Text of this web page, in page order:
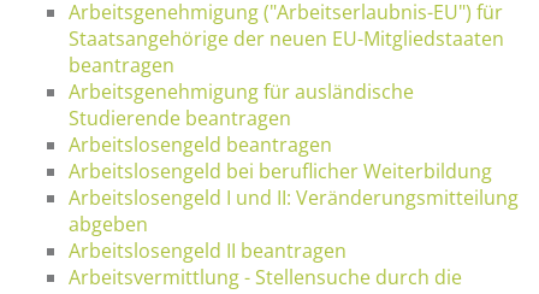
Arbeitsgenehmigung ("Arbeitserlaubnis-EU") für
Staatsangehörige der neuen EU-Mitgliedstaaten
beantragen
Arbeitsgenehmigung für ausländische
Studierende beantragen
Arbeitslosengeld beantragen
Arbeitslosengeld bei beruflicher Weiterbildung
Arbeitslosengeld I und II: Veränderungsmitteilung
abgeben
Arbeitslosengeld II beantragen
Arbeitsvermittlung - Stellensuche durch die